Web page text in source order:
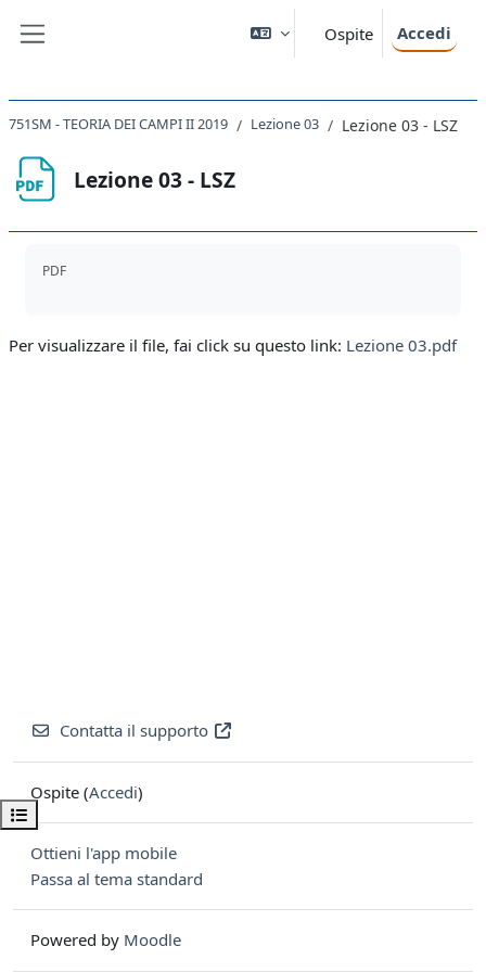
Ospite Accedi
Apri indice del corso
751SM - TEORIA DEI CAMPI II 2019 Lezione 03 Lezione 03 - LSZ
Lezione 03 - LSZ
PDF
Per visualizzare il file, fai click su questo link: Lezione 03.pdf
Contatta il supporto
Ospite (Accedi)
Ottieni l'app mobile
Passa al tema standard
Powered by Moodle